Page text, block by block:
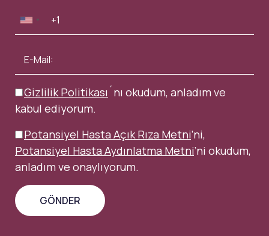
Gizlilik Politikası ´nı okudum, anladım ve
kabul ediyorum.
Potansiyel Hasta Açık Rıza Metni’ni,
Potansiyel Hasta Aydınlatma Metni’ni okudum,
anladım ve onaylıyorum.